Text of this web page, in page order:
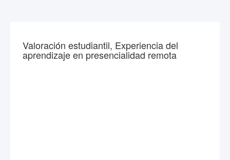
Valoración estudiantil, Experiencia del
aprendizaje en presencialidad remota